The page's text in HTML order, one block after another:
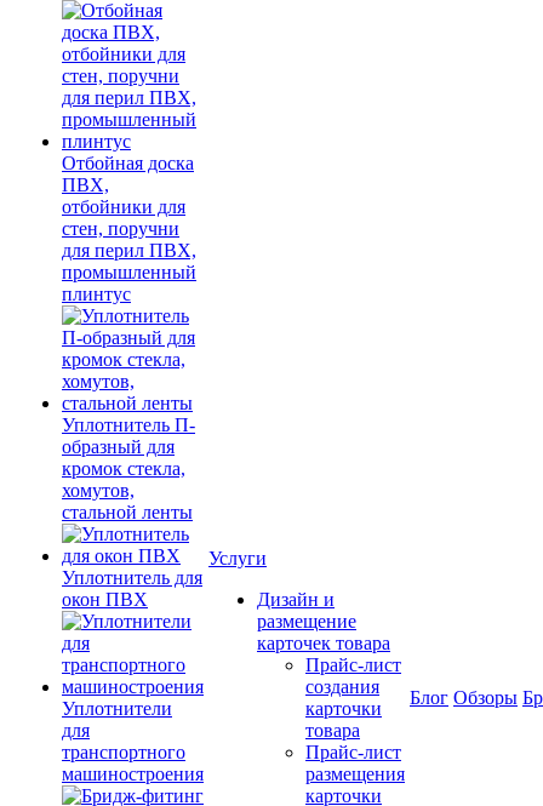
Отбойная доска
ПВХ,
отбойники для
стен, поручни
для перил ПВХ,
промышленный
плинтус
Уплотнитель П-
образный для
кромок стекла,
хомутов,
стальной ленты
Уплотнитель для
окон ПВХ
Уплотнители
для
транспортного
машиностроения
Услуги
Дизайн и
размещение
карточек товара
Прайс-лист
создания
карточки
товара
Прайс-лист
размещения
карточки
Блог Обзоры